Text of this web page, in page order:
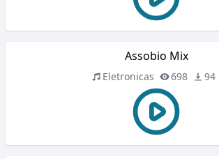
Assobio Mix
Eletronicas 698 94